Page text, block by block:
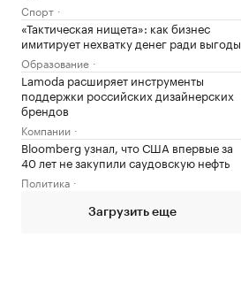
Спорт
«Тактическая нищета»: как бизнес
имитирует нехватку денег ради выгоды
Образование
Lamoda расширяет инструменты
поддержки российских дизайнерских
брендов
Компании
Bloomberg узнал, что США впервые за
40 лет не закупили саудовскую нефть
Политика
Загрузить еще